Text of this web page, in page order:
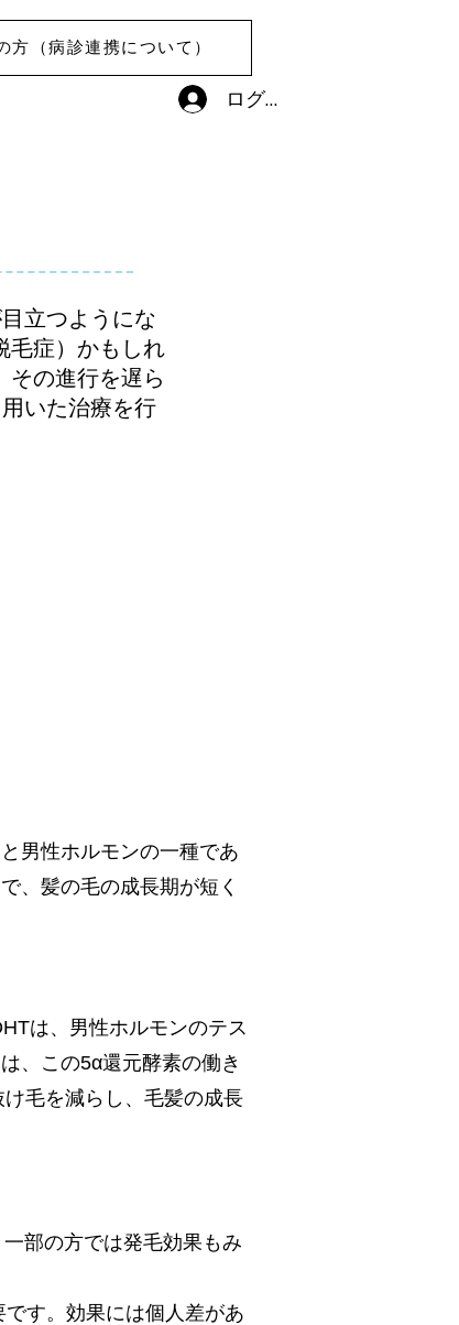
方（病診連携について）
ログイン
立つようにな
毛症）かもしれ
その進行を遅ら
いた治療を行
男性ホルモンの一種であ
、髪の毛の成長期が短く
は、男性ホルモンのテス
、この5α還元酵素の働き
毛を減らし、毛髪の成長
部の方では発毛効果もみ
す。効果には個人差があ